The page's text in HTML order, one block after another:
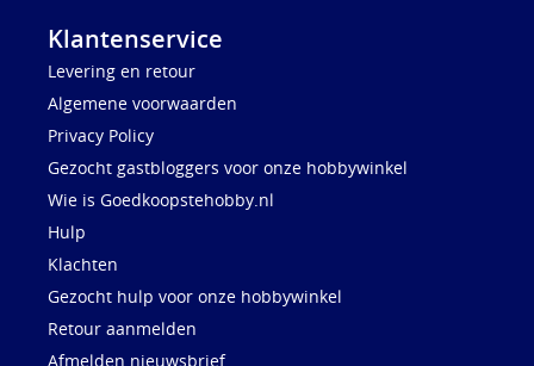
Klantenservice
Levering en retour
Algemene voorwaarden
Privacy Policy
Gezocht gastbloggers voor onze hobbywinkel
Wie is Goedkoopstehobby.nl
Hulp
Klachten
Gezocht hulp voor onze hobbywinkel
Retour aanmelden
Afmelden nieuwsbrief